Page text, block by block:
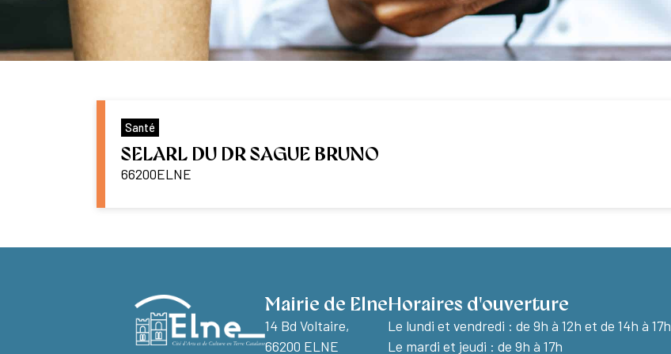
Santé
SELARL DU DR SAGUE BRUNO
66200ELNE
Mairie de Elne
14 Bd Voltaire,
66200 ELNE
Horaires d'ouverture
Le lundi et vendredi : de 9h à 12h et de 14h à 17h
Le mardi et jeudi : de 9h à 17h